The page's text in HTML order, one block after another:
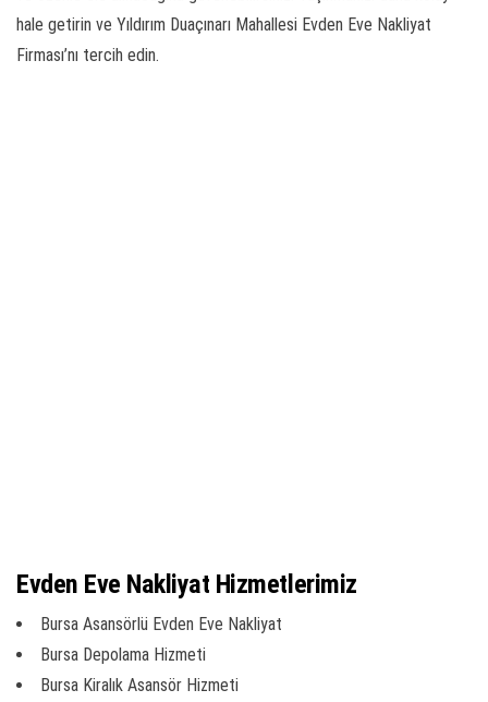
hale getirin ve Yıldırım Duaçınarı Mahallesi Evden Eve Nakliyat
Firması’nı tercih edin.
Evden Eve Nakliyat Hizmetlerimiz
Bursa Asansörlü Evden Eve Nakliyat
Bursa Depolama Hizmeti
Bursa Kiralık Asansör Hizmeti